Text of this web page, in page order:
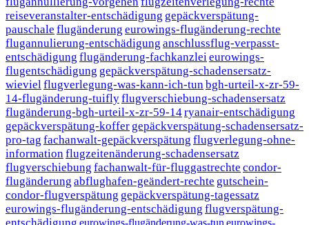
reiseveranstalter-entschädigung gepäckverspätung-
pauschale flugänderung eurowings-flugänderung-rechte
flugannulierung-entschädigung anschlussflug-verpasst-
entschädigung flugänderung-fachkanzlei eurowings-
flugentschädigung gepäckverspätung-schadensersatz-
wieviel flugverlegung-was-kann-ich-tun bgh-urteil-x-zr-59-
14-flugänderung-tuiflyflugverschiebung-schadensersatz
flugänderung-bgh-urteil-x-zr-59-14ryanair-entschädigung
gepäckverspätung-koffer gepäckverspätung-schadensersatz-
pro-tag fachanwalt-gepäckverspätung flugverlegung-ohne-
information flugzeitenänderung-schadensersatz
flugverschiebung fachanwalt-für-fluggastrechte condor-
flugänderung abflughafen-geändert-rechte gutschein-
condor-flugverspätung gepäckverspätung-tagessatz
eurowings-flugänderung-entschädigung flugverspätung-
eurowings-flugänderung-was-tun eurowings-